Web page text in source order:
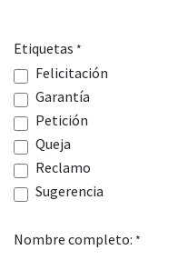
Etiquetas *
Felicitación
Garantía
Petición
Queja
Reclamo
Sugerencia
Nombre completo: *